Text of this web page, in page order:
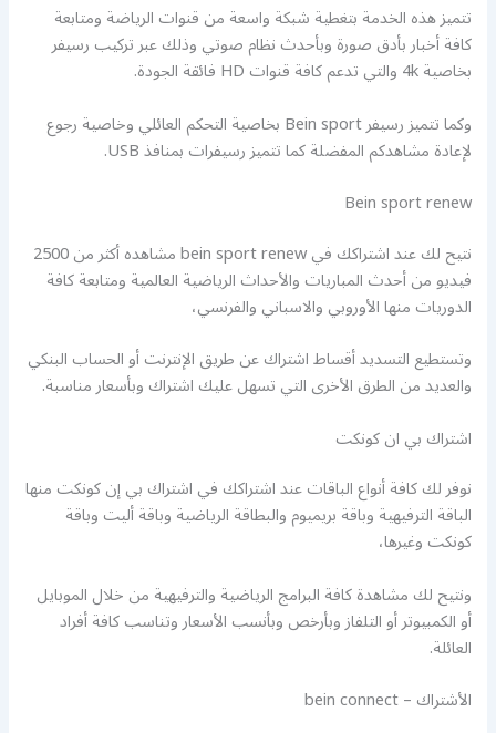
تتميز هذه الخدمة بتغطية شبكة واسعة من قنوات الرياضة ومتابعة
كافة أخبار بأدق صورة وبأحدث نظام صوتي وذلك عبر تركيب رسيفر
بخاصية 4k والتي تدعم كافة قنوات HD فائقة الجودة.
وكما تتميز رسيفر Bein sport بخاصية التحكم العائلي وخاصية رجوع
لإعادة مشاهدكم المفضلة كما تتميز رسيفرات بمنافذ USB.
Bein sport renew
نتيح لك عند اشتراكك في bein sport renew مشاهده أكثر من 2500
فيديو من أحدث المباريات والأحداث الرياضية العالمية ومتابعة كافة
الدوريات منها الأوروبي والاسباني والفرنسي،
وتستطيع التسديد أقساط اشتراك عن طريق الإنترنت أو الحساب البنكي
والعديد من الطرق الأخرى التي تسهل عليك اشتراك وبأسعار مناسبة.
اشتراك بي ان كونكت
نوفر لك كافة أنواع الباقات عند اشتراكك في اشتراك بي إن كونكت منها
الباقة الترفيهية وباقة بريميوم والبطاقة الرياضية وباقة أليت وباقة
كونكت وغيرها،
ونتيح لك مشاهدة كافة البرامج الرياضية والترفيهية من خلال الموبايل
أو الكمبيوتر أو التلفاز وبأرخص وبأنسب الأسعار وتناسب كافة أفراد
العائلة.
الأشتراك – bein connect